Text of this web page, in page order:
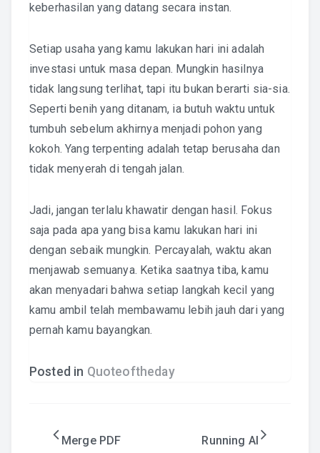
keberhasilan yang datang secara instan.
Setiap usaha yang kamu lakukan hari ini adalah
investasi untuk masa depan. Mungkin hasilnya
tidak langsung terlihat, tapi itu bukan berarti sia-sia.
Seperti benih yang ditanam, ia butuh waktu untuk
tumbuh sebelum akhirnya menjadi pohon yang
kokoh. Yang terpenting adalah tetap berusaha dan
tidak menyerah di tengah jalan.
Jadi, jangan terlalu khawatir dengan hasil. Fokus
saja pada apa yang bisa kamu lakukan hari ini
dengan sebaik mungkin. Percayalah, waktu akan
menjawab semuanya. Ketika saatnya tiba, kamu
akan menyadari bahwa setiap langkah kecil yang
kamu ambil telah membawamu lebih jauh dari yang
pernah kamu bayangkan.
Posted in Quoteoftheday
Post Merge PDF
Running AI